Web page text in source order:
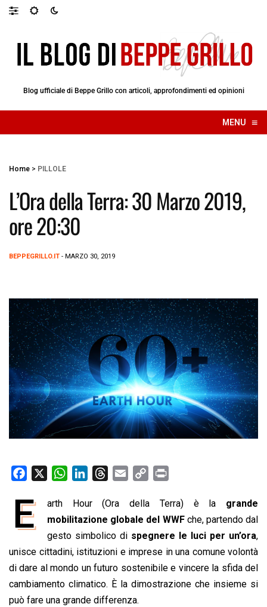
Blog ufficiale di Beppe Grillo con articoli, approfondimenti ed opinioni
MENU ≡
☰
Home > PILLOLE
L’Ora della Terra: 30 Marzo 2019,
ore 20:30
BEPPEGRILLO.IT - MARZO 30, 2019
c
e
o
o
k
W
t
s
A
p
p
n
k
e
d
I
n
r
e
a
d
s
a
i
p
y
L
i
n
k
i
n
t
E arth Hour (Ora della Terra) è la grande
mobilitazione globale del WWFche, partendo dal
gesto simbolico di spegnere le luci per un’ora,
unisce cittadini, istituzioni e imprese in una comune volontà
di dare al mondo un futuro sostenibile e vincere la sfida del
cambiamento climatico. È la dimostrazione che insieme si
può fare una grande differenza.